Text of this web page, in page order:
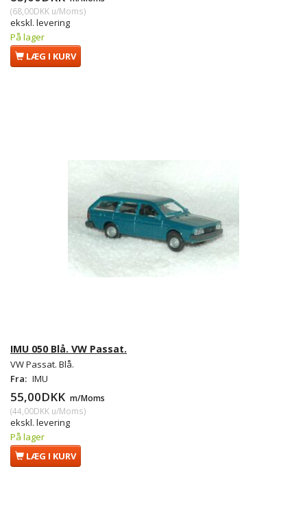
(68,00DKK u/Moms)
ekskl. levering
På lager
LÆG I KURV
IMU 050 Blå. VW Passat.
VW Passat. Blå.
Fra: IMU
55,00DKK m/Moms
(44,00DKK u/Moms)
ekskl. levering
På lager
LÆG I KURV